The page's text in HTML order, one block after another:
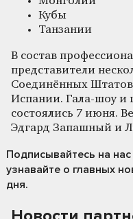
Кубы
Танзании
В состав
представители
Соединённых
Испании. Гала-шоу и
состоялись 7 июня.
Эдгард Запашный и
Подписывайтесь на нас
узнавайте о главных
дня.